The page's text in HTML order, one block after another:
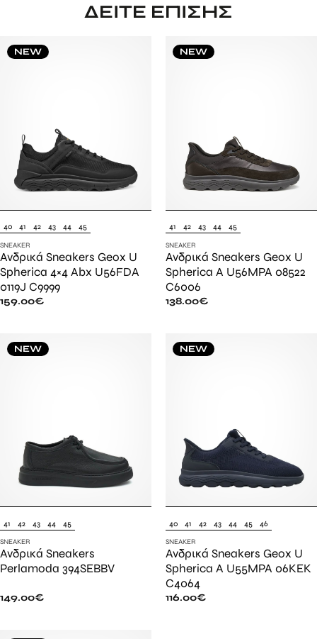
ΔΕΊΤΕ ΕΠΊΣΗΣ
NEW
40 41 42 43 44 45
SNEAKER
Ανδρικά Sneakers Geox U
Spherica 4×4 Abx U56FDA
0119J C9999
159.00€
NEW
41 42 43 44 45
SNEAKER
Ανδρικά Sneakers Geox U
Spherica A U56MPA 08522
C6006
138.00€
NEW
41 42 43 44 45
SNEAKER
Ανδρικά Sneakers
Perlamoda 394SEBBV
149.00€
NEW
40 41 42 43 44 45 46
SNEAKER
Ανδρικά Sneakers Geox U
Spherica A U55MPA 06KEK
C4064
116.00€